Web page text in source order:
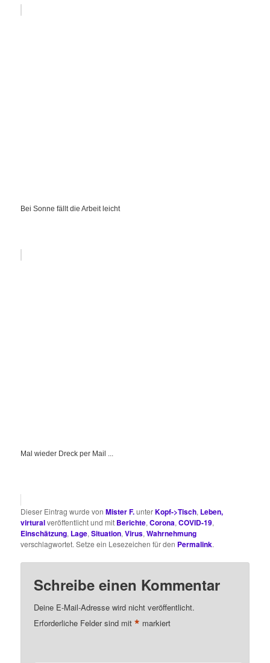
Bei Sonne fällt die Arbeit leicht
Mal wieder Dreck per Mail ...
Dieser Eintrag wurde vonMister F.unterKopf->Tisch, Leben,
virturalveröffentlicht und mit Berichte,Corona,COVID-19,
Einschätzung, Lage,Situation,Virus,Wahrnehmung
verschlagwortet. Setze ein Lesezeichen für den Permalink.
Schreibe einen Kommentar
Deine E-Mail-Adresse wird nicht veröffentlicht.
Erforderliche Felder sind mit* markiert